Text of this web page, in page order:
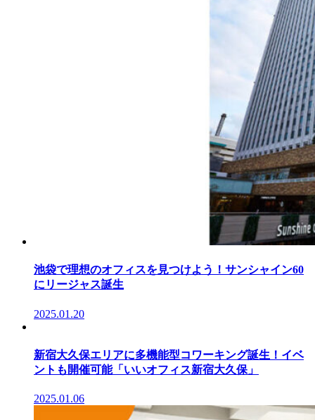
池袋で理想のオフィスを見つけよう！サンシャイン60
にリージャス誕生
2025.01.20
新宿大久保エリアに多機能型コワーキング誕生！イベ
ントも開催可能「いいオフィス新宿大久保」
2025.01.06